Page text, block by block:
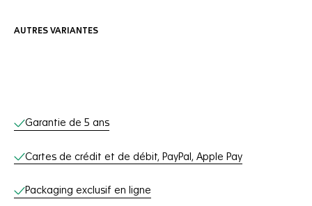
AUTRES VARIANTES
Services en ligne
Garantie de 5 ans
Cartes de crédit et de débit, PayPal, Apple Pay
Packaging exclusif en ligne